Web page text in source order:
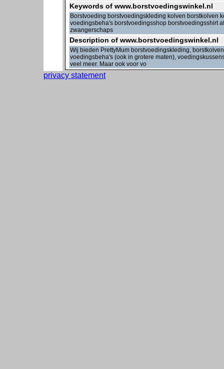
Keywords of www.borstvoedingswinkel.nl
Borstvoeding borstvoedingskleding kolven borstkolven
voedingsbeha's borstvoedingsshop borstvoedingsshirt
zwangerschaps
Description of www.borstvoedingswinkel.nl
Wij bieden PrettyMum borstvoedingskleding,
voedingsbeha's (ook in grotere maten),
veel meer. Maar ook voor vo
privacy statement